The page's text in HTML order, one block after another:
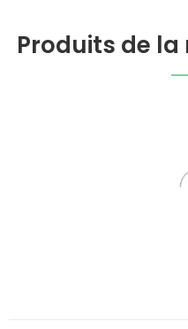
Produits de